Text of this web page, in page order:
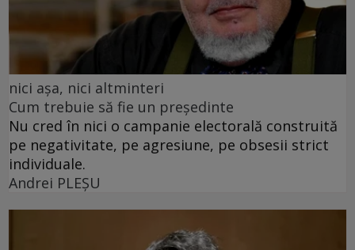
nici așa, nici altminteri
Cum trebuie să fie un președinte
Nu cred în nici o campanie electorală construită
pe negativitate, pe agresiune, pe obsesii strict
individuale.
Andrei PLEŞU